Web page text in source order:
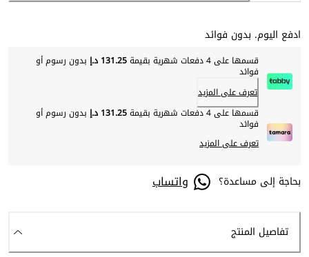
ادفع اليوم. بدون فوائد
قسمها على 4 دفعات شهرية بقيمة 131.25 د.إ بدون رسوم أو
فوائد
تعرف على المزيد
قسمها على 4 دفعات شهرية بقيمة
131.25 د.إ بدون رسوم أو
فوائد
تعرف على المزيد
بحاجة إلى مساعدة؟ واتساب
تفاصيل المنتج